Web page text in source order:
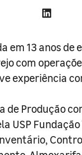
em 13 anos de
com
experiência
de Produção
USP